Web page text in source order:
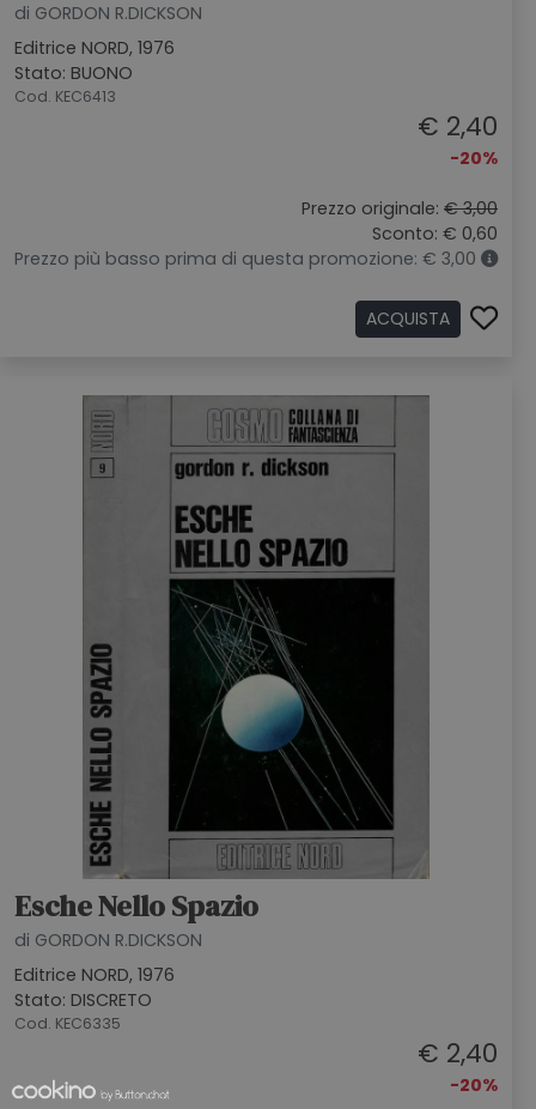
di GORDON R.DICKSON
Editrice NORD, 1976
Stato: BUONO
Cod. KEC6413
€ 2,40
-20%
Prezzo originale: € 3,00
Sconto: € 0,60
Prezzo più basso prima di questa promozione: € 3,00
ACQUISTA
Esche Nello Spazio
di GORDON R.DICKSON
Editrice NORD, 1976
Stato: DISCRETO
Cod. KEC6335
€ 2,40
-20%